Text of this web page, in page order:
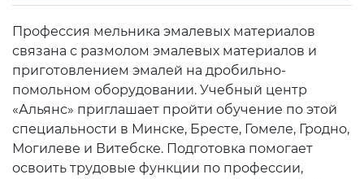
Профессия мельника эмалевых материалов
связана с размолом эмалевых материалов и
приготовлением эмалей на дробильно-
помольном оборудовании. Учебный центр
«Альянс» приглашает пройти обучение по этой
специальности в Минске, Бресте, Гомеле, Гродно,
Могилеве и Витебске. Подготовка помогает
освоить трудовые функции по профессии,